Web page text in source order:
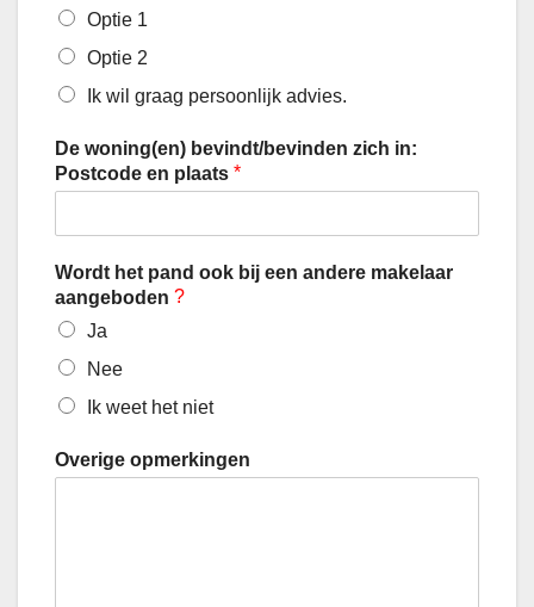
Optie 1
Optie 2
Ik wil graag persoonlijk advies.
De woning(en) bevindt/bevinden zich in:
Postcode en plaats *
Wordt het pand ook bij een andere makelaar
aangeboden ?
Ja
Nee
Ik weet het niet
Overige opmerkingen